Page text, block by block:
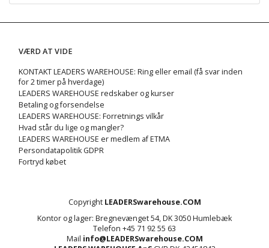
VÆRD AT VIDE
KONTAKT LEADERS WAREHOUSE: Ring eller email (få svar inden
for 2 timer på hverdage)
LEADERS WAREHOUSE redskaber og kurser
Betaling og forsendelse
LEADERS WAREHOUSE: Forretnings vilkår
Hvad står du lige og mangler?
LEADERS WAREHOUSE er medlem af ETMA
Persondatapolitik GDPR
Fortryd købet
Copyright LEADERSwarehouse.COM
Kontor og lager: Bregnevænget 54, DK 3050 Humlebæk
Telefon +45 71 92 55 63
Mail info@LEADERSwarehouse.COM